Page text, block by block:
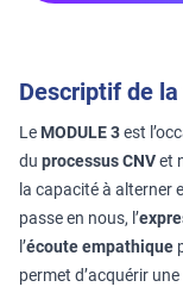
Descriptif de
Le MODULE 3est
du processus CNVet
la capacité à alterner
passe en nous, l’
l’écoute empathique
permet d’acquérir